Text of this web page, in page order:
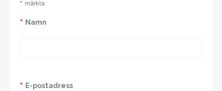
märkta
*
Namn
*
E-postadress
*